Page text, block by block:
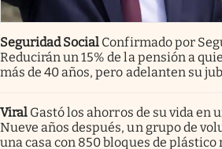
Seguridad Social Confirmado por
Reducirán un 15% de la pensión a
más de 40 años, pero adelanten su
Viral Gastó los ahorros de su vida en
Nueve años después, un grupo de
una casa con 850 bloques de plástico